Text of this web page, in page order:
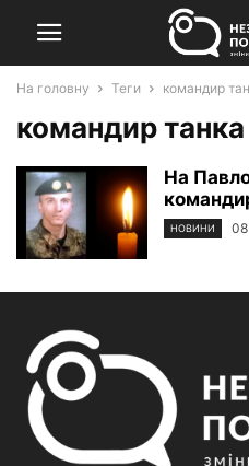
На головну Теги командир
командир танка
На
НОВИНИ